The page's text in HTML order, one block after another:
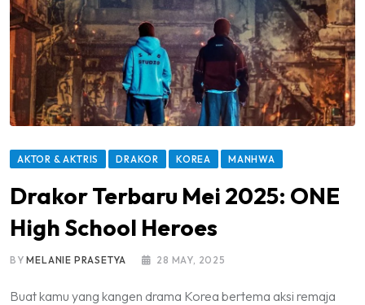
AKTOR & AKTRIS DRAKOR KOREA MANHWA
Drakor Terbaru Mei 2025: ONE
High School Heroes
BYMELANIE PRASETYA 28 MAY, 2025
Buat kamu yang kangen drama Korea bertema aksi remaja